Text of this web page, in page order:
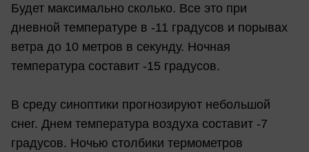
Будет максимально сколько. Все это при
дневной температуре в -11 градусов и порывах
ветра до 10 метров в секунду. Ночная
температура составит -15 градусов.
В среду синоптики прогнозируют небольшой
снег. Днем температура воздуха составит -7
градусов. Ночью столбики термометров